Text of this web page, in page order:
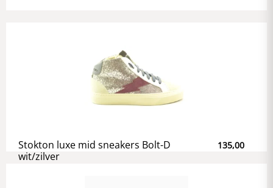
Stokton luxe mid sneakers Bolt-D
wit/zilver
135,00